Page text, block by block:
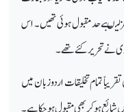
حد مقبول ہوئی تھیں۔ اس
نے تحریر کئے تھے۔
تمام تخلیقات اردو زبان میں
شائع ہوکر بھی مقبول ہوچکا ہے۔